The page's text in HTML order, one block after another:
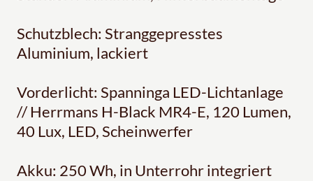
Schutzblech: Stranggepresstes
Aluminium, lackiert
Vorderlicht: Spanninga LED-Lichtanlage
// Herrmans H-Black MR4-E, 120 Lumen,
40 Lux, LED, Scheinwerfer
Akku: 250 Wh, in Unterrohr integriert